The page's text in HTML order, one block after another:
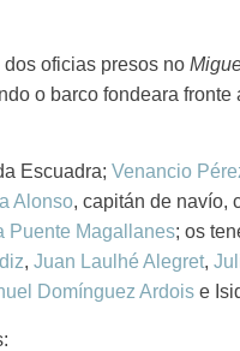
oficias presos no
o barco fondeara fronte
Escuadra; Venancio
Alonso, capitán de navío,
Puente Magallanes; os
, Juan Laulhé Alegret,
Domínguez Ardois e